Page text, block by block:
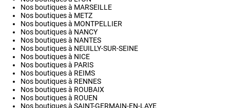
Nos boutiques à MARSEILLE
Nos boutiques à METZ
Nos boutiques à MONTPELLIER
Nos boutiques à NANCY
Nos boutiques à NANTES
Nos boutiques à NEUILLY-SUR-SEINE
Nos boutiques à NICE
Nos boutiques à PARIS
Nos boutiques à REIMS
Nos boutiques à RENNES
Nos boutiques à ROUBAIX
Nos boutiques à ROUEN
Nos boutiques à SAINT-GERMAIN-EN-LAYE